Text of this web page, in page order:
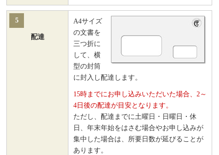
5
配達
A4サイズ
の文書を
三つ折に
して、横
型の封筒
に封入し配達します。
15時までにお申し込みいただいた場合、2～
4日後の配達が目安となります。
ただし、配達までに土曜日・日曜日・休
日、年末年始をはさむ場合やお申し込みが
集中した場合は、所要日数が延びることが
あります。